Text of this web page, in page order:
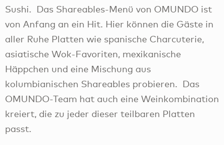
Sushi. Das Shareables-Menü von OMUNDO ist
von Anfang an ein Hit. Hier können die Gäste in
aller Ruhe Platten wie spanische Charcuterie,
asiatische Wok-Favoriten, mexikanische
Häppchen und eine Mischung aus
kolumbianischen Shareables probieren. Das
OMUNDO-Team hat auch eine Weinkombination
kreiert, die zu jeder dieser teilbaren Platten
passt.